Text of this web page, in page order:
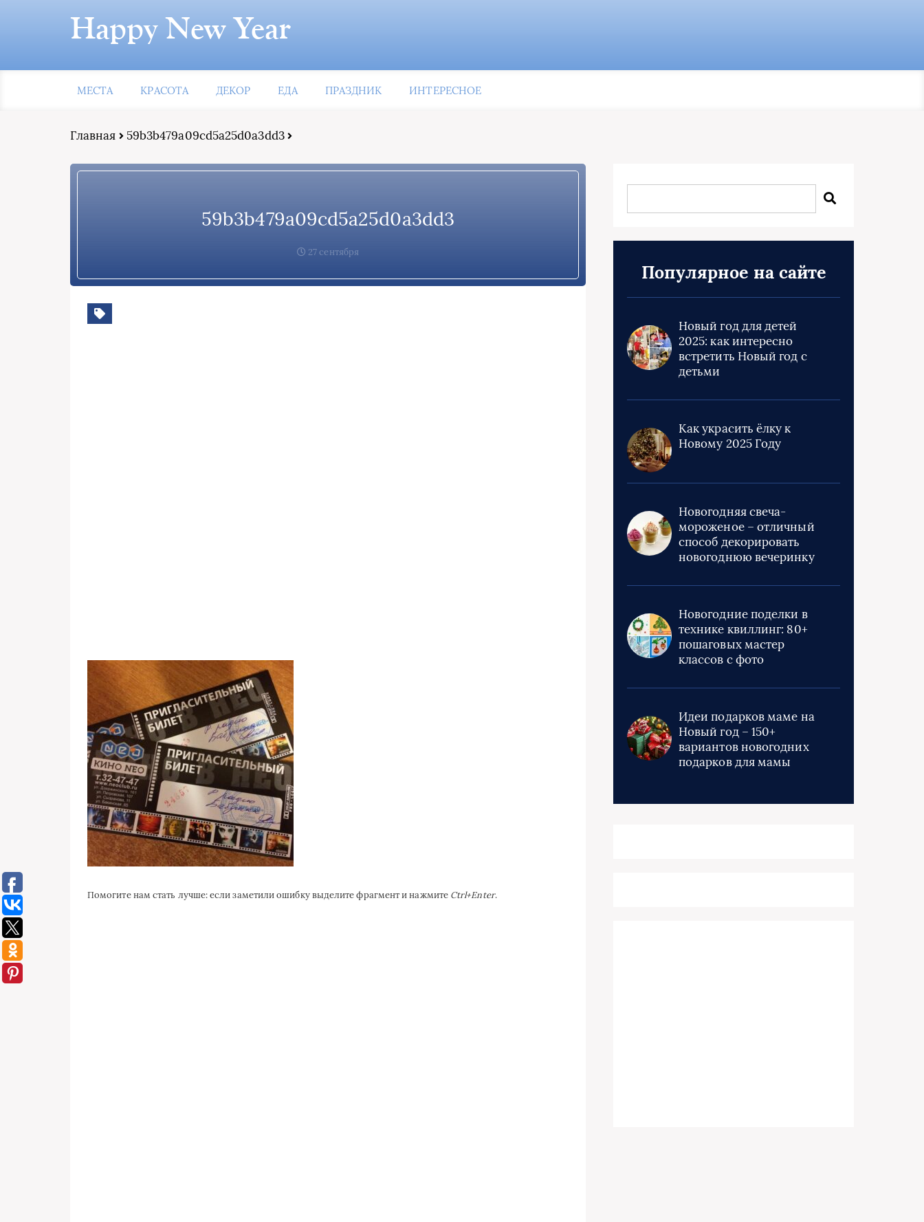
Happy New Year
МЕСТА КРАСОТА ДЕКОР ЕДА ПРАЗДНИК ИНТЕРЕСНОЕ
Главная 59b3b479a09cd5a25d0a3dd3
59b3b479a09cd5a25d0a3dd3
27 сентября
Помогите нам стать лучше: если заметили ошибку выделите фрагмент и нажмите Ctrl+Enter.
Популярное на сайте
Новый год для детей
2025: как интересно
встретить Новый год с
детьми
Как украсить ёлку к
Новому 2025 Году
Новогодняя свеча-
мороженое – отличный
способ декорировать
новогоднюю вечеринку
Новогодние поделки в
технике квиллинг: 80+
пошаговых мастер
классов с фото
Идеи подарков маме на
Новый год – 150+
вариантов новогодних
подарков для мамы